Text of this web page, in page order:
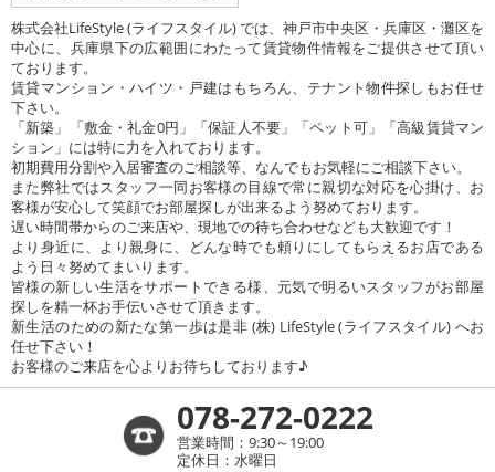
株式会社LifeStyle (ライフスタイル) では、神戸市中央区・兵庫区・灘区を
中心に、兵庫県下の広範囲にわたって賃貸物件情報をご提供させて頂い
ております。
賃貸マンション・ハイツ・戸建はもちろん、テナント物件探しもお任せ
下さい。
「新築」「敷金・礼金0円」「保証人不要」「ペット可」「高級賃貸マン
ション」には特に力を入れております。
初期費用分割や入居審査のご相談等、なんでもお気軽にご相談下さい。
また弊社ではスタッフ一同お客様の目線で常に親切な対応を心掛け、お
客様が安心して笑顔でお部屋探しが出来るよう努めております。
遅い時間帯からのご来店や、現地での待ち合わせなども大歓迎です！
より身近に、より親身に、どんな時でも頼りにしてもらえるお店である
よう日々努めてまいります。
皆様の新しい生活をサポートできる様、元気で明るいスタッフがお部屋
探しを精一杯お手伝いさせて頂きます。
新生活のための新たな第一歩は是非 (株) LifeStyle (ライフスタイル) へお
任せ下さい！
お客様のご来店を心よりお待ちしております♪
078-272-0222
営業時間：9:30～19:00
定休日：水曜日